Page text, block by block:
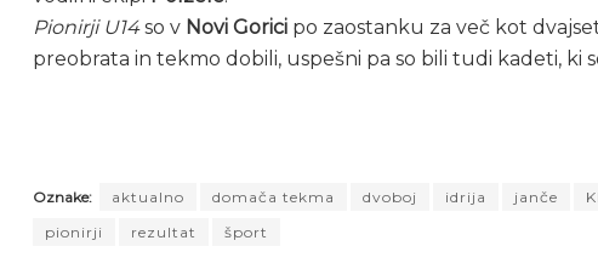
Pionirji U14so v Novi Gorici po zaostanku za več kot
preobrata in tekmo dobili, uspešni pa so bili tudi kadeti, ki
Oznake: aktualno domača tekma dvoboj idrija janče
pionirji
rezultat šport